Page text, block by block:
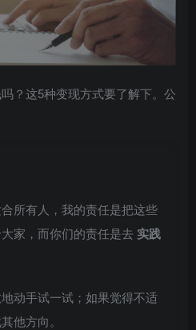
所有人，我的责任是把这些
家，而你们的责任是去 实践
动手试一试；如果觉得不适
他方向。